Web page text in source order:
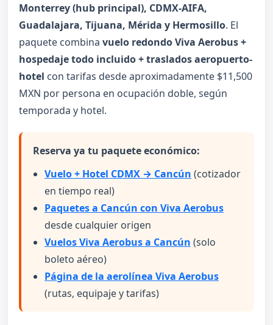
Monterrey (hub principal), CDMX-AIFA,
Guadalajara, Tijuana, Mérida y Hermosillo. El
paquete combina vuelo redondo Viva Aerobus +
hospedaje todo incluido + traslados aeropuerto-
hotel con tarifas desde aproximadamente $11,500
MXN por persona en ocupación doble, según
temporada y hotel.
Reserva ya tu paquete económico:
Vuelo + Hotel CDMX → Cancún (cotizador
en tiempo real)
Paquetes a Cancún con Viva Aerobus
desde cualquier origen
Vuelos Viva Aerobus a Cancún (solo
boleto aéreo)
Página de la aerolínea Viva Aerobus
(rutas, equipaje y tarifas)